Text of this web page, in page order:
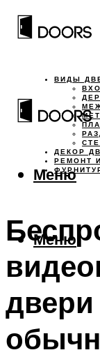
ВИДЫ
ДЕКОР
РЕМОНТ
Меню
Меню